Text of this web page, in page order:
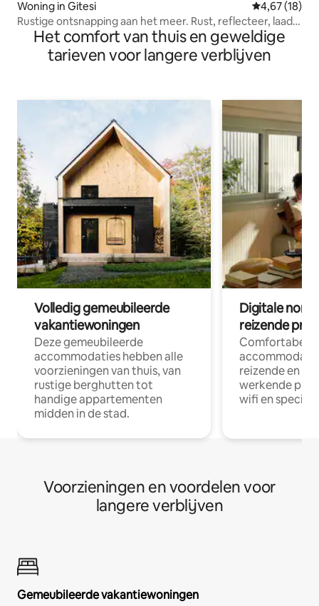
Woning in Gitesi Gemiddelde
4,67 (18)
Rustige ontsnapping aan het meer. Rust, reflecteer, laad
Het comfort van thuis en geweldige
tarieven voor langere verblijven
Volledig gemeubileerde
vakantiewoningen
Deze gemeubileerde
accommodaties hebben alle
voorzieningen van thuis, van
rustige berghutten tot
handige appartementen
midden in de stad.
Digitale
reizende
Comfortabele
reizende en
werkende
wifi en
Voorzieningen en voordelen voor
langere verblijven
Gemeubileerde vakantiewoningen